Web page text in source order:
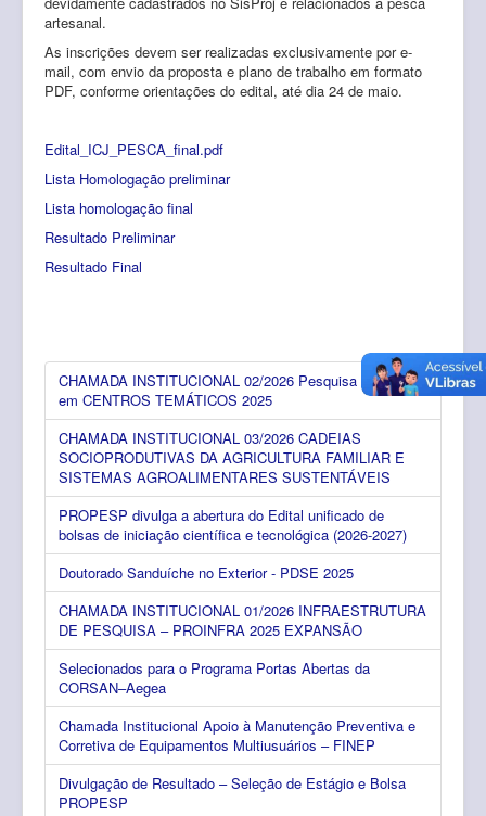
artesanal.
As inscrições devem ser realizadas exclusivamente por e-
mail, com envio da proposta e plano de trabalho em formato
PDF, conforme orientações do edital, até dia 24 de maio.
Edital_ICJ_PESCA_final.pdf
Lista Homologação preliminar
Lista homologação final
Resultado Preliminar
Resultado Final
CHAMADA INSTITUCIONAL 02/2026 Pesquisa Aplicada
em CENTROS TEMÁTICOS 2025
CHAMADA INSTITUCIONAL 03/2026 CADEIAS
SOCIOPRODUTIVAS DA AGRICULTURA FAMILIAR E
SISTEMAS AGROALIMENTARES SUSTENTÁVEIS
PROPESP divulga a abertura do Edital unificado de
bolsas de iniciação científica e tecnológica (2026-2027)
Doutorado Sanduíche no Exterior - PDSE 2025
CHAMADA INSTITUCIONAL 01/2026 INFRAESTRUTURA
DE PESQUISA – PROINFRA 2025 EXPANSÃO
Selecionados para o Programa Portas Abertas da
CORSAN–Aegea
Chamada Institucional Apoio à Manutenção Preventiva e
Corretiva de Equipamentos Multiusuários – FINEP
Divulgação de Resultado – Seleção de Estágio e Bolsa
PROPESP